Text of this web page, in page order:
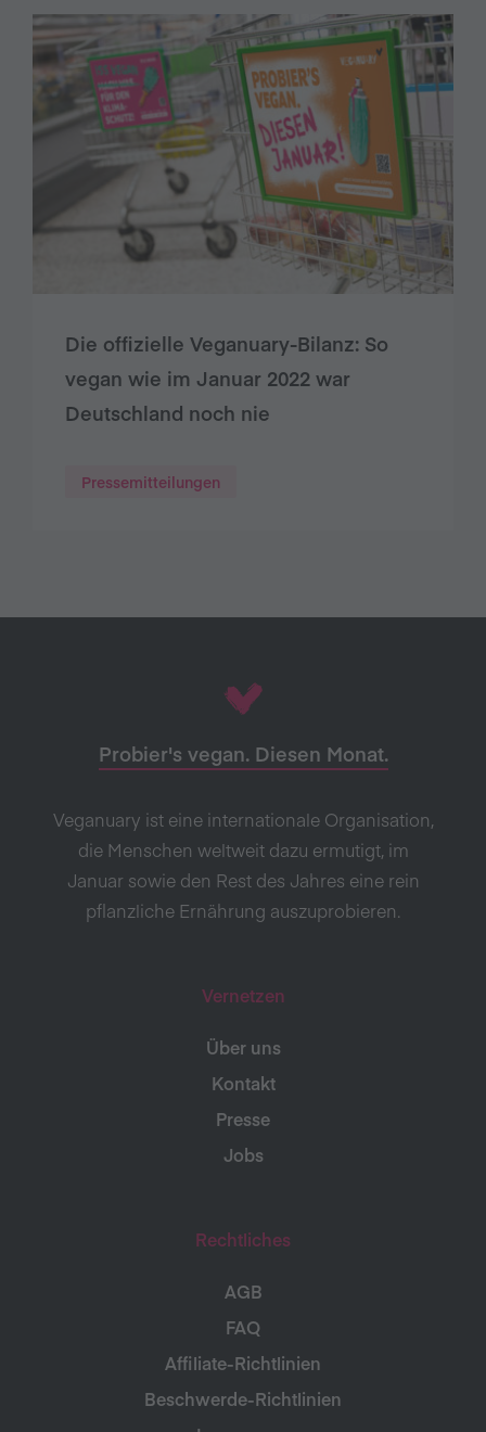
Die offizielle Veganuary-Bilanz: So
vegan wie im Januar 2022 war
Deutschland noch nie
Pressemitteilungen
Probier's vegan. Diesen Monat.
Veganuary ist eine internationale Organisation,
die Menschen weltweit dazu ermutigt, im
Januar sowie den Rest des Jahres eine rein
pflanzliche Ernährung auszuprobieren.
Vernetzen
Über uns
Kontakt
Presse
Jobs
Rechtliches
AGB
FAQ
Affiliate-Richtlinien
Beschwerde-Richtlinien